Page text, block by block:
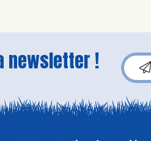
newsletter !